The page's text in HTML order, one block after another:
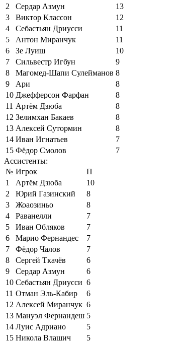
2
Сердар Азмун
13
3
Виктор Классон
12
4
Себастьян Дриусси
11
5
Антон Миранчук
11
6
Зе Луиш
10
7
Сильвестр Игбун
9
8
Магомед-Шапи Сулейманов 8
9
Ари
8
10 Джефферсон Фарфан
8
11 Артём Дзюба
8
12 Зелимхан Бакаев
8
13 Алексей Сутормин
8
14 Иван Игнатьев
7
15 Фёдор Смолов
7
Ассистенты:
№ Игрок
П
1
Артём Дзюба
10
2
Юрий Газинский
8
3
Жоаозиньо
8
4
Раванелли
7
5
Иван Обляков
7
6
Марио Фернандес
7
7
Фёдор Чалов
7
8
Сергей Ткачёв
6
9
Сердар Азмун
6
10 Себастьян Дриусси 6
11 Отман Эль-Кабир
6
12 Алексей Миранчук 6
13 Мануэл Фернандеш 5
14 Луис Адриано
5
15 Никола Влашич
5